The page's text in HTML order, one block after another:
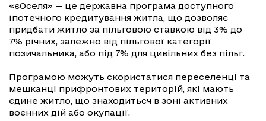
«єОселя» — це державна програма доступного
іпотечного кредитування житла, що дозволяє
придбати житло за пільговою ставкою від 3% до
7% річних, залежно від пільгової категорії
позичальника, або під 7% для цивільних без пільг.
Програмою можуть скористатися переселенці та
мешканці прифронтових територій, які мають
єдине житло, що знаходитьсч в зоні активних
воєнних дій або окупації.